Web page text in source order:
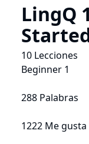
LingQ
10 Lecciones
Beginner 1
288 Palabras
1222 Me gusta